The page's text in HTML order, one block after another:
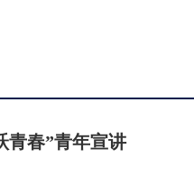
青春”青年宣讲